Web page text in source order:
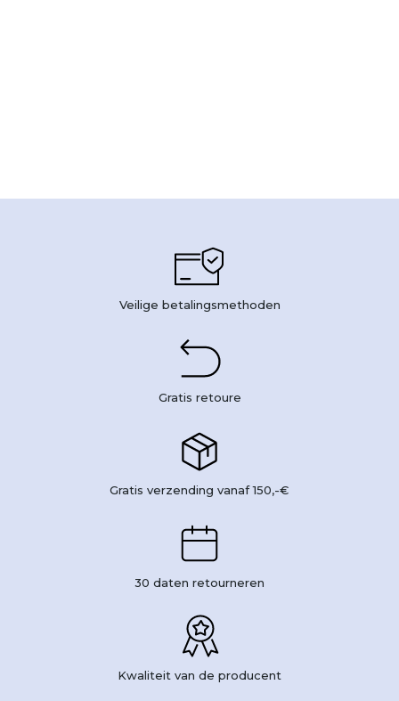
Veilige betalingsmethoden
Gratis retoure
Gratis verzending vanaf 150,-€
30 daten retourneren
Kwaliteit van de producent